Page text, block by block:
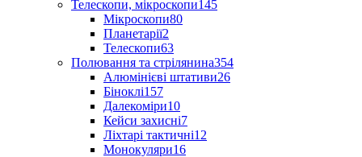
Телескопи, мікроскопи145
Мікроскопи80
Планетарії2
Телескопи63
Полювання та стрілянина354
Алюмінієві штативи26
Біноклі157
Далекоміри10
Кейси захисні7
Ліхтарі тактичні12
Монокуляри16